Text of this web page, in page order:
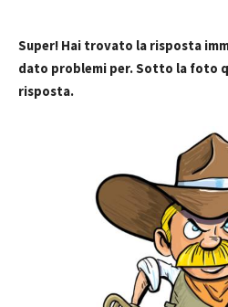
Super! Hai trovato la risposta
dato problemi per. Sotto la foto
risposta.